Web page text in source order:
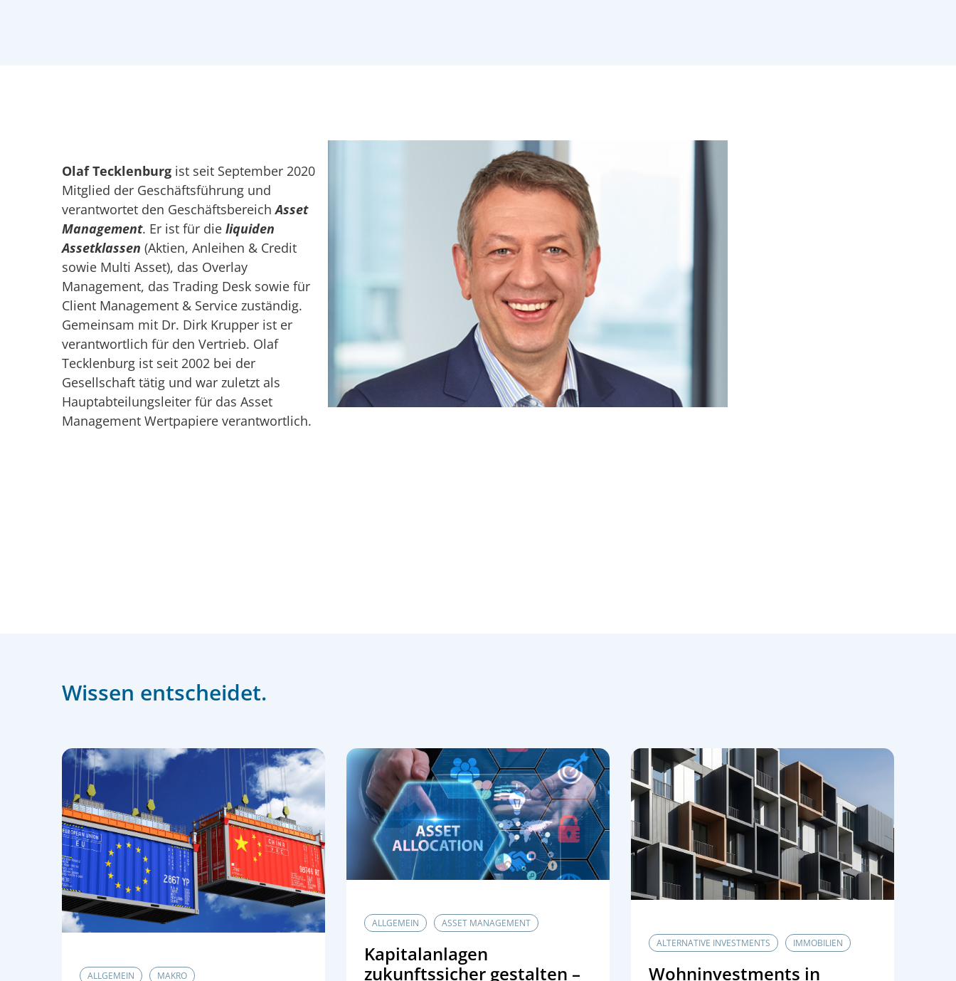
Olaf Tecklenburg ist seit September 2020
Mitglied der Geschäftsführung und
verantwortet den GeschäftsbereichAsset
Management. Er ist für die liquiden
Assetklassen (Aktien, Anleihen & Credit
sowie Multi Asset), das Overlay
Management, das Trading Desk sowie für
Client Management & Service zuständig.
Gemeinsam mit Dr. Dirk Krupper ist er
verantwortlich für den Vertrieb. Olaf
Tecklenburg ist seit 2002 bei der
Gesellschaft tätig und war zuletzt als
Hauptabteilungsleiter für das Asset
Management Wertpapiere verantwortlich.
Wissen entscheidet.
ALLGEMEIN MAKRO
ALLGEMEIN ASSET MANAGEMENT
Kapitalanlagen
zukunftssicher gestalten –
ALTERNATIVE INVESTMENTS IMMOBILIEN
Wohninvestments in